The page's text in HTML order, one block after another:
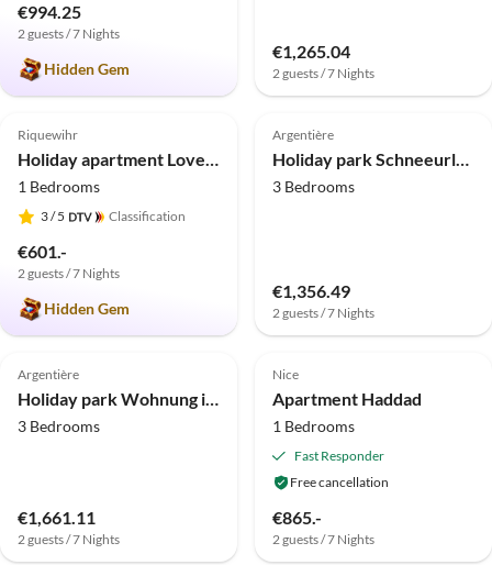
€994.25
2 guests / 7 Nights
Hidden Gem
€1,265.04
2 guests / 7 Nights
Top-Listing
5.0 (12)
Riquewihr
Holiday apartment Lovely studio on the medieval city wall
1 Bedrooms
3/ 5 Classification
€601.-
2 guests / 7 Nights
Hidden Gem
4.0 (8)
Argentière
Holiday park Schneeurlaub im malerischen Vallorcine
3 Bedrooms
€1,356.49
2 guests / 7 Nights
4.0 (3)
Argentière
Holiday park Wohnung in Frankreich nahe Skipisten
3 Bedrooms
€1,661.11
2 guests / 7 Nights
Top-Listing
5.0 (1)
Nice
Apartment Haddad
1 Bedrooms
Fast Responder
Free cancellation
€865.-
2 guests / 7 Nights